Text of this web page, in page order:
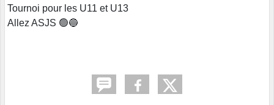
Tournoi pour les U11 et U13
Allez ASJS 🟢🔵